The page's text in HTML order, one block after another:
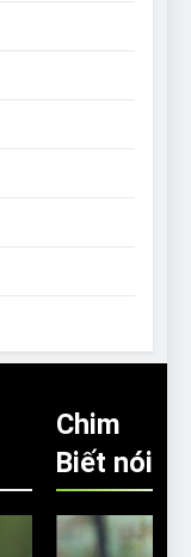
Chim
Biết nói